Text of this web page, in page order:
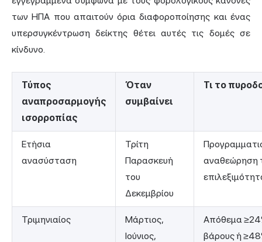
των ΗΠΑ που απαιτούν όρια διαφοροποίησης και ένας
υπερσυγκέντρωση δείκτης θέτει αυτές τις δομές σε
κίνδυνο.
Τύπος
αναπροσαρμογής
ισορροπίας
Όταν
συμβαίνει
Τι το
Ετήσια
ανασύσταση
Τρίτη
Παρασκευή
του
Δεκεμβρίου
αναθεώρηση
Τριμηνιαίος
Μάρτιος,
Ιούνιος,
Απόθεμα
βάρους ή